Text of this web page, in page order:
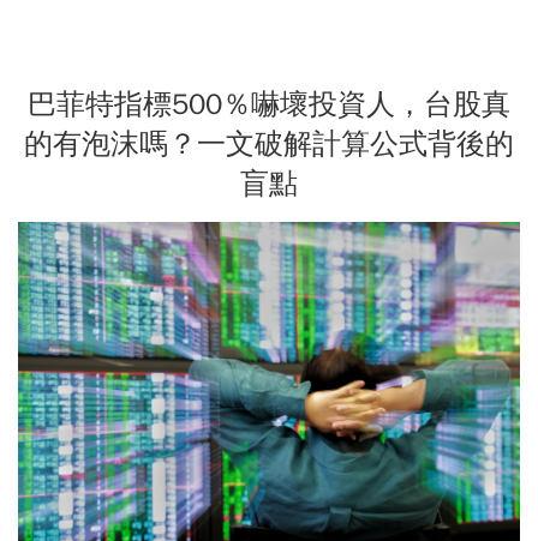
巴菲特指標500％嚇壞投資人，台股真
的有泡沫嗎？一文破解計算公式背後的
盲點